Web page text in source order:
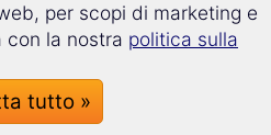
giusti in danese per
come:isola ,montagne
dalla Danimarca
per scopi di marketing e
con la nostra politica sulla
tutto »